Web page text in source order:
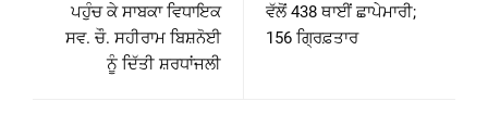
ਪਹੁੰਚ ਕੇ ਸਾਬਕਾ ਵਿਧਾਇਕ
ਸਵ. ਚੌ. ਸਹੀਰਾਮ ਬਿਸ਼ਨੋਈ
ਨੂੰ ਦਿੱਤੀ ਸ਼ਰਧਾਂਜਲੀ
ਵੱਲੋਂ 438 ਥਾਈਂ ਛਾਪੇਮਾਰੀ;
156 ਗ੍ਰਿਫ਼ਤਾਰ